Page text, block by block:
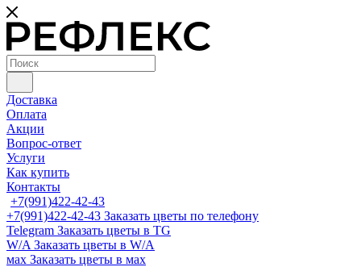
Доставка
Оплата
Акции
Вопрос-ответ
Услуги
Как купить
Контакты
+7(991)422-42-43
+7(991)422-42-43 Заказать цветы по телефону
Telegram Заказать цветы в TG
W/A Заказать цветы в W/A
мах Заказать цветы в мах